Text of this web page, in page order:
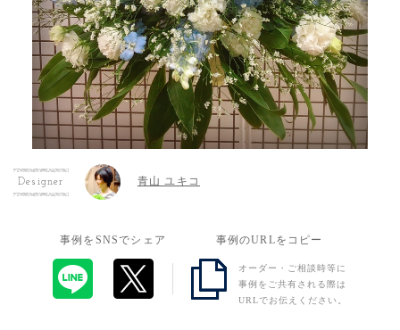
Designer 青山 ユキコ
事例をSNSでシェア 事例のURLをコピー
オーダー・ご相談時等に
事例をご共有される際は
URLでお伝えください。